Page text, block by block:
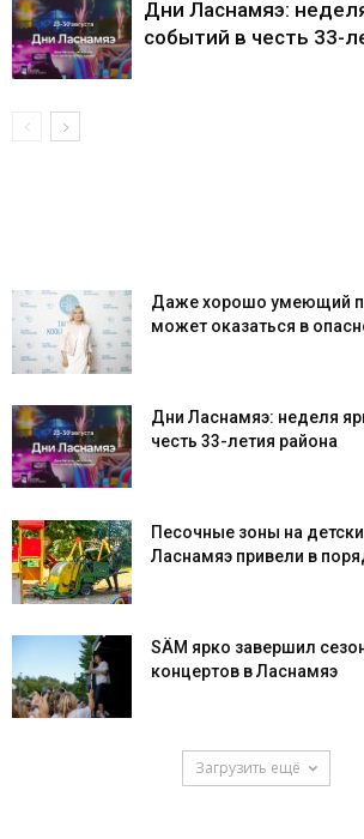
Дни Ласнамяэ:
событий в честь 33-
Даже хорошо умеющий
может оказаться в
Дни Ласнамяэ: неделя
честь 33-летия района
Песочные зоны на
Ласнамяэ привели в
SÄM ярко завершил
концертов в Ласнамяэ
Загрузить ещё